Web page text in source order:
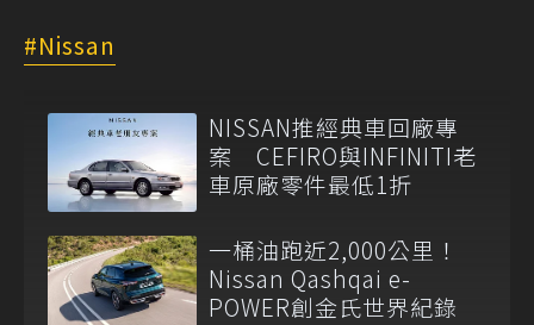
Nissan
NISSAN推經典車回廠專
案 CEFIRO與INFINITI老
車原廠零件最低1折
一桶油跑近2,000公里！
Nissan Qashqai e-
POWER創金氏世界紀錄